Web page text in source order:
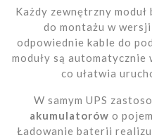
Każdy zewnętrzny
do montażu w
odpowiednie kable do
moduły są
co ułatwia
W samym UPS
akumulatorów o
Ładowanie baterii